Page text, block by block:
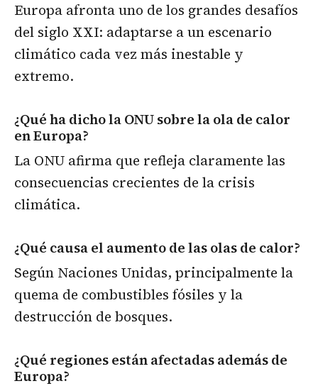
Europa afronta uno de los grandes desafíos
del siglo XXI: adaptarse a un escenario
climático cada vez más inestable y
extremo.
¿Qué ha dicho la ONU sobre la ola de calor
en Europa?
La ONU afirma que refleja claramente las
consecuencias crecientes de la crisis
climática.
¿Qué causa el aumento de las olas de calor?
Según Naciones Unidas, principalmente la
quema de combustibles fósiles y la
destrucción de bosques.
¿Qué regiones están afectadas además de
Europa?